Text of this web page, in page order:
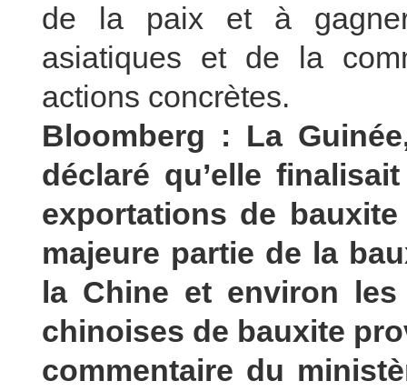
de la paix et à
asiatiques et de la
actions concrètes.
Bloomberg : La
déclaré qu’elle
exportations de
majeure partie de la
la Chine et environ
chinoises de bauxite
commentaire du